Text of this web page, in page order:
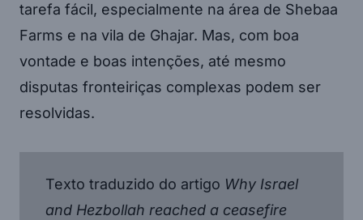
tarefa fácil, especialmente na área de Shebaa
Farms e na vila de Ghajar. Mas, com boa
vontade e boas intenções, até mesmo
disputas fronteiriças complexas podem ser
resolvidas.
Texto traduzido do artigo Why Israel
and Hezbollah reached a ceasefire